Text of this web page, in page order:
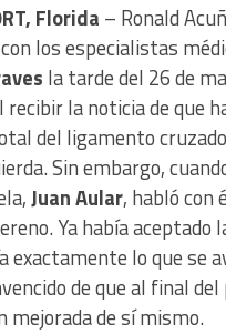
Florida – Ronald
los especialistas
la tarde del 26 de
la noticia de que
del ligamento
Sin embargo,
Juan Aular, habló con
Ya había aceptado
exactamente lo que se
de que al final
mejorada de sí mismo.